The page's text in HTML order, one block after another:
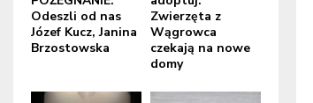
Odeszli od nas
Józef Kucz, Janina
Brzostowska
Zwierzęta z
Wągrowca
czekają na nowe
domy